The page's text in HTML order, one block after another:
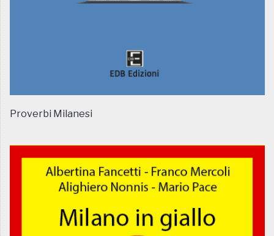
Proverbi Milanesi